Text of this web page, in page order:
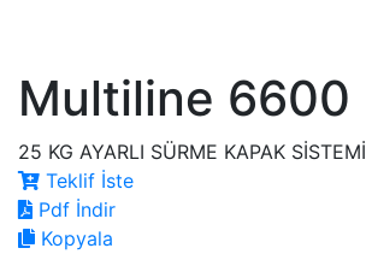
Multiline 6600
25 KG AYARLI SÜRME KAPAK SİSTEMİ
Teklif İste
Pdf İndir
Kopyala